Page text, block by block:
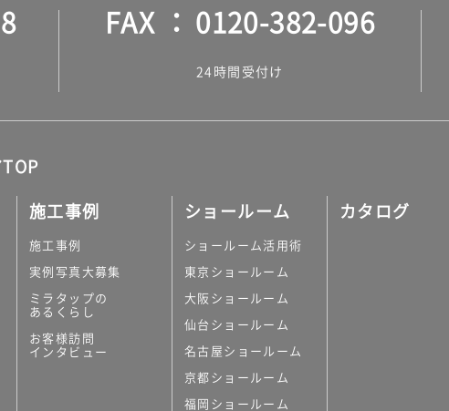
FAX 0120-382-096
24時間受付け
施工事例
施工事例
実例写真大募集
ミラタップの
あるくらし
お客様訪問
インタビュー
ショールーム
ショールーム活用術
東京ショールーム
大阪ショールーム
仙台ショールーム
名古屋ショールーム
京都ショールーム
福岡ショールーム
カタログ